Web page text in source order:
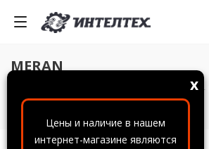
Цены и наличие в нашем
интернет-магазине являются
x
MERAN
Справочная информация -
MERAN